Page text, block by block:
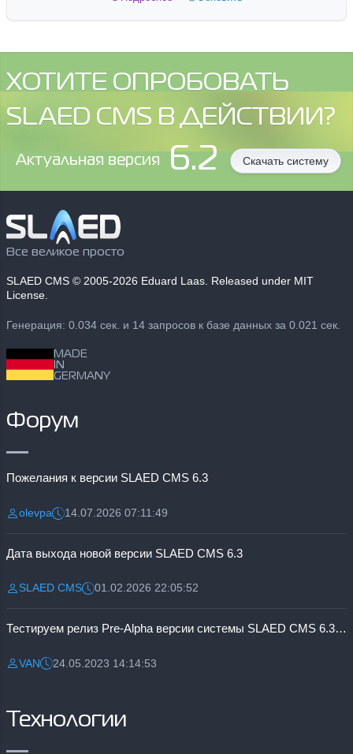
ХОТИТЕ ОПРОБОВАТЬ
SLAED CMS В ДЕЙСТВИИ?
Aктуальная версия 6.2 Скачать систему
Все великое просто
SLAED CMS © 2005-2026 Eduard Laas. Released under MIT
License.
Генерация: 0.034 сек. и 14 запросов к базе данных за 0.021 сек.
MADE
IN
GERMANY
Форум
Пожелания к версии SLAED CMS 6.3
Разместил:
olevpaДата:14.07.2026 07:11:49
Дата выхода новой версии SLAED CMS 6.3
Разместил:
SLAED CMSДата:01.02.2026 22:05:52
Тестируем релиз Pre-Alpha версии системы SLAED CMS 6.3 Pro
Разместил:
VANДата:24.05.2023 14:14:53
Технологии